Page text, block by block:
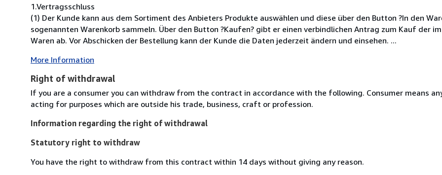
1.Vertragsschluss
(1) Der Kunde kann aus dem Sortiment des Anbieters Produkte auswählen und diese über den Button ?In den
sogenannten Warenkorb sammeln. Über den Button ?Kaufen? gibt er einen verbindlichen Antrag zum Kauf der
Waren ab. Vor Abschicken der Bestellung kann der Kunde die Daten jederzeit ändern und einsehen. ...
More Information
Right of withdrawal
If you are a consumer you can withdraw from the contract in accordance with the following. Consumer means
acting for purposes which are outside his trade, business, craft or profession.
Information regarding the right of withdrawal
Statutory right to withdraw
You have the right to withdraw from this contract within 14 days without giving any reason.